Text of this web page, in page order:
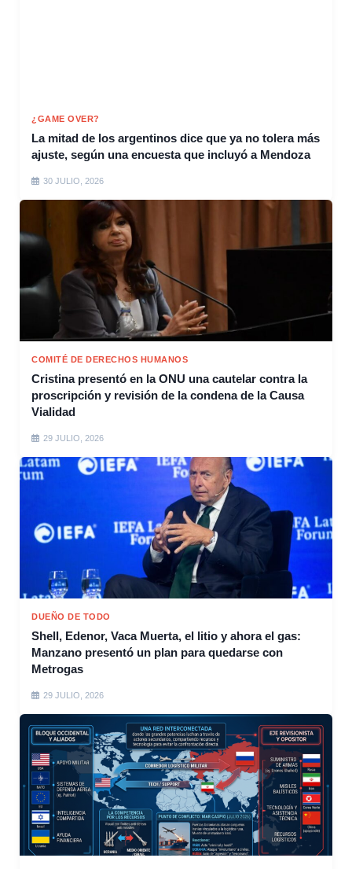
¿GAME OVER?
La mitad de los argentinos dice que ya no tolera más
ajuste, según una encuesta que incluyó a Mendoza
30 JULIO, 2026
COMITÉ DE DERECHOS HUMANOS
Cristina presentó en la ONU una cautelar contra la
proscripción y revisión de la condena de la Causa
Vialidad
29 JULIO, 2026
DUEÑO DE TODO
Shell, Edenor, Vaca Muerta, el litio y ahora el gas:
Manzano presentó un plan para quedarse con
Metrogas
29 JULIO, 2026